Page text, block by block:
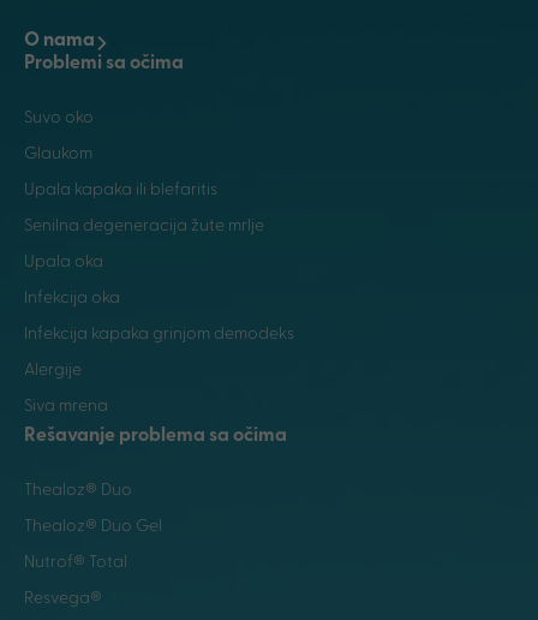
O nama
Problemi sa očima
Suvo oko
Glaukom
Upala kapaka ili blefaritis
Senilna degeneracija žute mrlje
Upala oka
Infekcija oka
Infekcija kapaka grinjom demodeks
Alergije
Siva mrena
Rešavanje problema sa očima
Thealoz® Duo
Thealoz® Duo Gel
Nutrof® Total
Resvega®